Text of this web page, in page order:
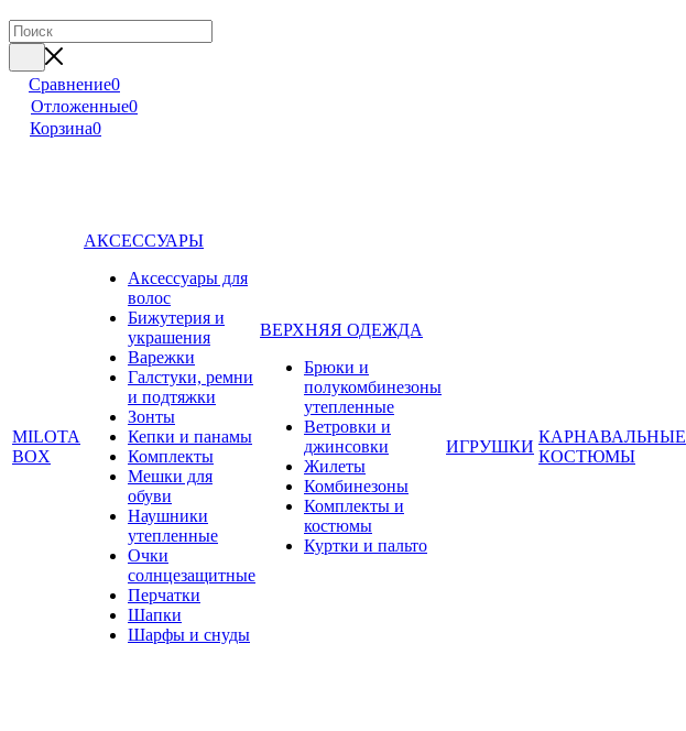
Сравнение0
Отложенные0
Корзина0
MILOTA
BOX
АКСЕССУАРЫ
Аксессуары для
волос
Бижутерия и
украшения
Варежки
Галстуки, ремни
и подтяжки
Зонты
Кепки и панамы
Комплекты
Мешки для
обуви
Наушники
утепленные
Очки
солнцезащитные
Перчатки
Шапки
Шарфы и снуды
ВЕРХНЯЯ ОДЕЖДА
Брюки и
полукомбинезоны
утепленные
Ветровки и
джинсовки
Жилеты
Комбинезоны
Комплекты и
костюмы
Куртки и пальто
ИГРУШКИ
КАРНАВАЛЬНЫЕ
КОСТЮМЫ